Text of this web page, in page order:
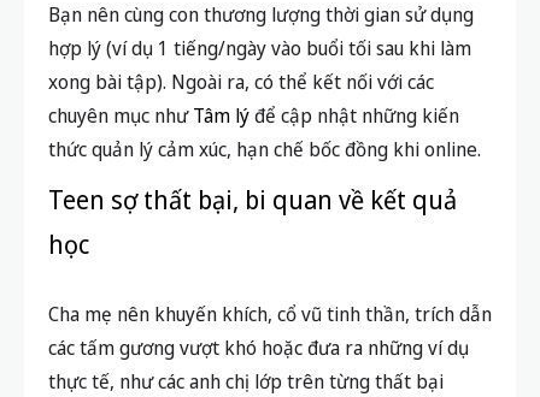
Bạn nên cùng con thương lượng thời gian sử dụng
hợp lý (ví dụ 1 tiếng/ngày vào buổi tối sau khi làm
xong bài tập). Ngoài ra, có thể kết nối với các
chuyên mục nhưTâm lýđể cập nhật những kiến
thức quản lý cảm xúc, hạn chế bốc đồng khi online.
Teen sợ thất bại, bi quan về kết quả
học
Cha mẹ nên khuyến khích, cổ vũ tinh thần, trích dẫn
các tấm gương vượt khó hoặc đưa ra những ví dụ
thực tế, như các anh chị lớp trên từng thất bại